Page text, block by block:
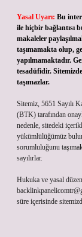
Yasal Uyarı: Bu
ile hiçbir bağlantısı
makaleler
taşımamakta olup,
yapılmamaktadır.
tesadüfidir.
taşımazlar.
Sitemiz, 5651 Sayılı
(BTK) tarafından
nedenle, sitedeki
yükümlülüğümüz
sorumluluğunu
sayılırlar.
Hukuka ve yasal
süre içerisinde